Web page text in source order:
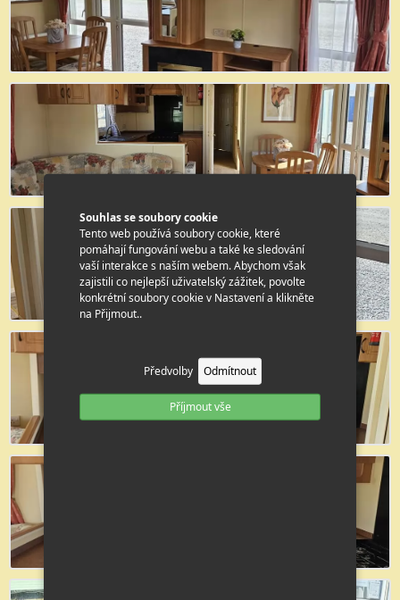
Souhlas se soubory cookie
Tento web používá soubory cookie, které
pomáhají fungování webu a také ke sledování
vaší interakce s naším webem. Abychom však
zajistili co nejlepší uživatelský zážitek, povolte
konkrétní soubory cookie v Nastavení a klikněte
na Přijmout..
Předvolby Odmítnout
Příjmout vše